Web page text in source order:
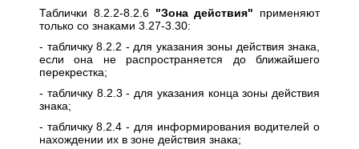
Таблички 8.2.2-8.2.6 "Зона действия" применяют
только со знаками 3.27-3.30:
- табличку 8.2.2 - для указания зоны действия знака,
если она не распространяется до ближайшего
перекрестка;
- табличку 8.2.3 - для указания конца зоны действия
знака;
- табличку 8.2.4 - для информирования водителей о
нахождении их в зоне действия знака;